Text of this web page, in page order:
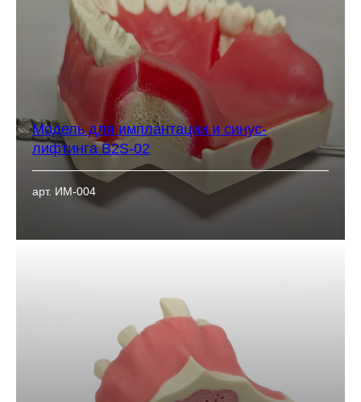
Модель для имплантации и синус-
лифтинга B2S-02
арт. ИМ-004